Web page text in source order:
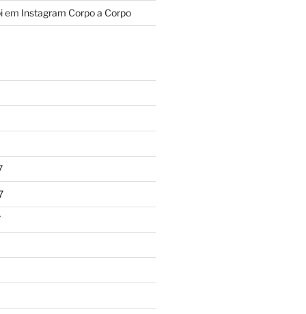
em Instagram Corpo a Corpo